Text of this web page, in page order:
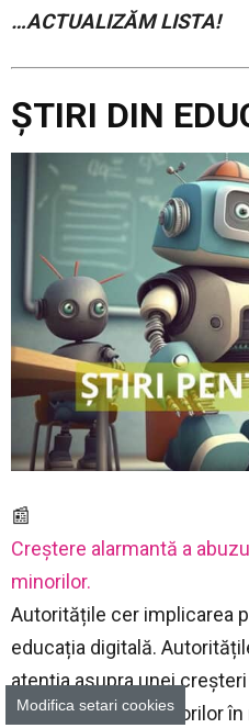
…ACTUALIZĂM LISTA!
ȘTIRI DIN
📰
Creștere alarmantă a
minorilor.
Autoritățile cer implicarea
educația digitală.
atenția asupra unei
sexuale asupra minorilor
Modifica setari cookies